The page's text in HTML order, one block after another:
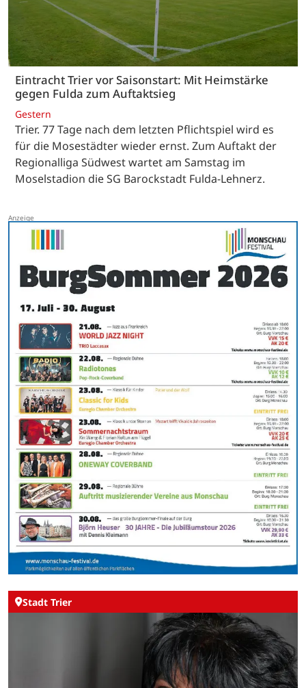
Eintracht Trier vor Saisonstart: Mit Heimstärke
gegen Fulda zum Auftaktsieg
Gestern
Trier. 77 Tage nach dem letzten Pflichtspiel wird es
für die Mosestädter wieder ernst. Zum Auftakt der
Regionalliga Südwest wartet am Samstag im
Moselstadion die SG Barockstadt Fulda-Lehnerz.
Stadt Trier